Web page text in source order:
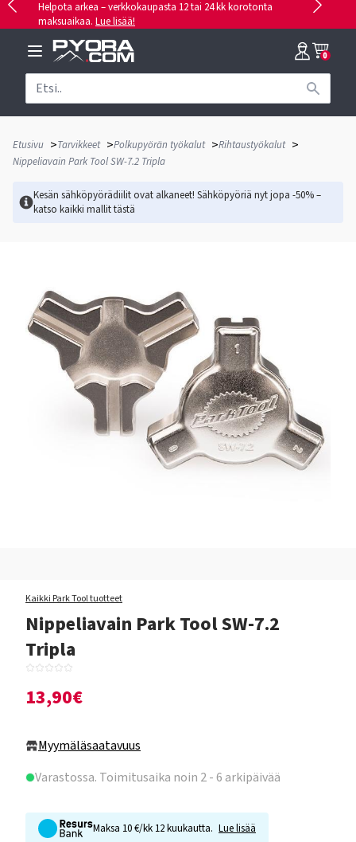
Helpota arkea – verkkokaupasta 12 tai 24 kk korotonta
maksuaikaa. Lue lisää!
0
Etusivu >Tarvikkeet >Polkupyörän työkalut >Rihtaustyökalut >
Nippeliavain Park Tool SW-7.2 Tripla
Kesän sähköpyörädiilit ovat alkaneet! Sähköpyöriä nyt jopa -50% –
katso kaikki mallittästä
Kaikki Park Tool tuotteet
Nippeliavain Park Tool SW-7.2
Tripla
13,90€
Myymäläsaatavuus
Varastossa. Toimitusaika noin 2 - 6 arkipäivää
Maksa 10 €/kk 12 kuukautta. Lue lisää